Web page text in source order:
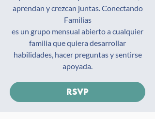
aprendan y crezcan juntas. Conectando
Familias
es un grupo mensual abierto a cualquier
familia que quiera desarrollar
habilidades, hacer preguntas y sentirse
apoyada.
RSVP